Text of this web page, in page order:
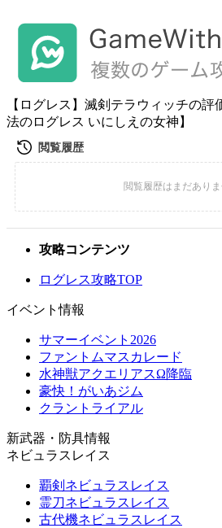
【ログレス】滅剣テラウィッチの
法のログレス いにしえの女神】
攻略コンテンツ
ログレス攻略TOP
イベント情報
サマーイベント2026
ファントムマスカレード
水神獣アクエリアスΩ降臨
豪快！がいあジム
クラントライアル
新武器・防具情報
ネビュラスレイス
覇剣ネビュラスレイス
霊刀ネビュラスレイス
古代機ネビュラスレイス